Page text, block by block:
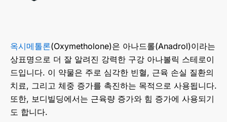
옥시메톨론(Oxymetholone)은 아나드롤(Anadrol)이라는
상표명으로 더 잘 알려진 강력한 구강 아나볼릭 스테로이
드입니다. 이 약물은 주로 심각한 빈혈, 근육 손실 질환의
치료, 그리고 체중 증가를 촉진하는 목적으로 사용됩니다.
또한, 보디빌딩에서는 근육량 증가와 힘 증가에 사용되기
도 합니다.